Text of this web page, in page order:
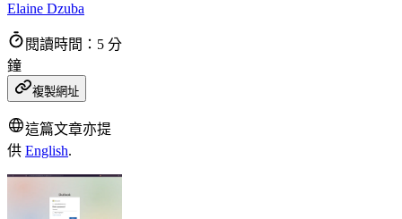
Elaine Dzuba
閱讀時間：5 分
鐘
複製網址
這篇文章亦提
供 English.